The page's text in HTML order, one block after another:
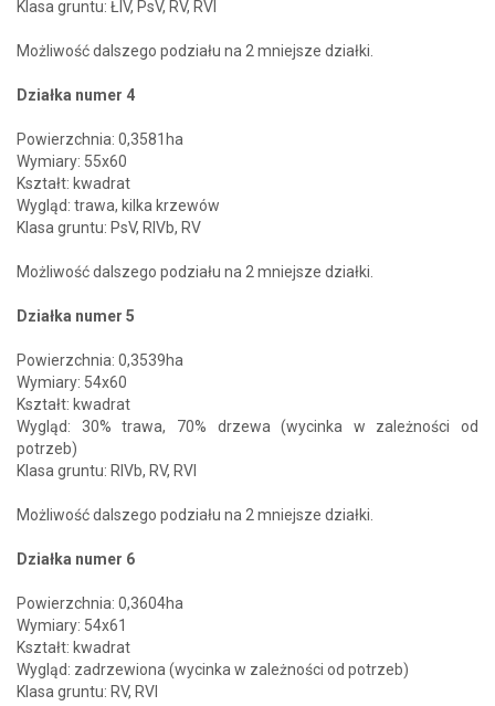
Klasa gruntu: ŁIV, PsV, RV, RVI
Możliwość dalszego podziału na 2 mniejsze działki.
Działka numer 4
Powierzchnia: 0,3581ha
Wymiary: 55x60
Kształt: kwadrat
Wygląd: trawa, kilka krzewów
Klasa gruntu: PsV, RIVb, RV
Możliwość dalszego podziału na 2 mniejsze działki.
Działka numer 5
Powierzchnia: 0,3539ha
Wymiary: 54x60
Kształt: kwadrat
Wygląd: 30% trawa, 70% drzewa (wycinka w zależności od
potrzeb)
Klasa gruntu: RIVb, RV, RVI
Możliwość dalszego podziału na 2 mniejsze działki.
Działka numer 6
Powierzchnia: 0,3604ha
Wymiary: 54x61
Kształt: kwadrat
Wygląd: zadrzewiona (wycinka w zależności od potrzeb)
Klasa gruntu: RV, RVI